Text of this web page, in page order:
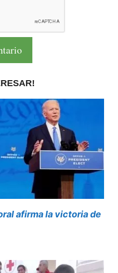
afirma la victoria de